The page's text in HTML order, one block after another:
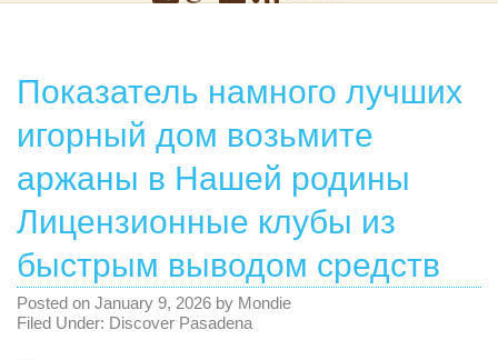
Показатель намного лучших
игорный дом возьмите
аржаны в Нашей родины
Лицензионные клубы из
быстрым выводом средств
Posted on January 9, 2026 by Mondie
Filed Under: Discover Pasadena